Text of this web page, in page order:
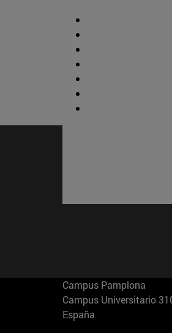
Campus Pamplona
Campus Universitario
España